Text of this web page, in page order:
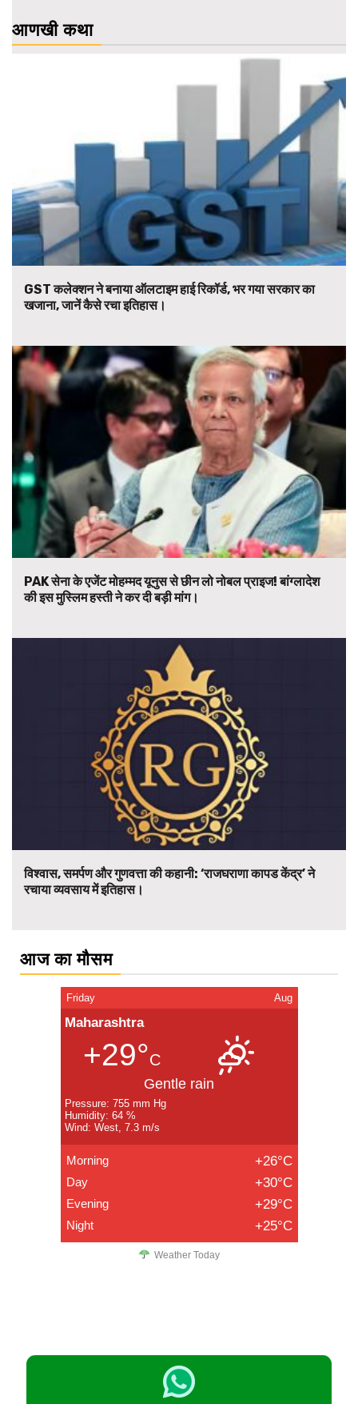
आणखी कथा
GST कलेक्शन ने बनाया ऑलटाइम हाई रिकॉर्ड, भर गया सरकार का
खजाना, जानें कैसे रचा इतिहास।
PAK सेना के एजेंट मोहम्मद यूनुस से छीन लो नोबल प्राइज! बांग्लादेश
की इस मुस्लिम हस्ती ने कर दी बड़ी मांग।
विश्वास, समर्पण और गुणवत्ता की कहानी: ‘राजघराणा कापड केंद्र’ ने
रचाया व्यवसाय में इतिहास।
आज का मौसम
Friday Aug
Maharashtra
+29°C
Gentle rain
Pressure: 755 mm Hg
Humidity: 64 %
Wind: West, 7.3 m/s
Morning +26°C
Day +30°C
Evening +29°C
Night +25°C
Weather Today